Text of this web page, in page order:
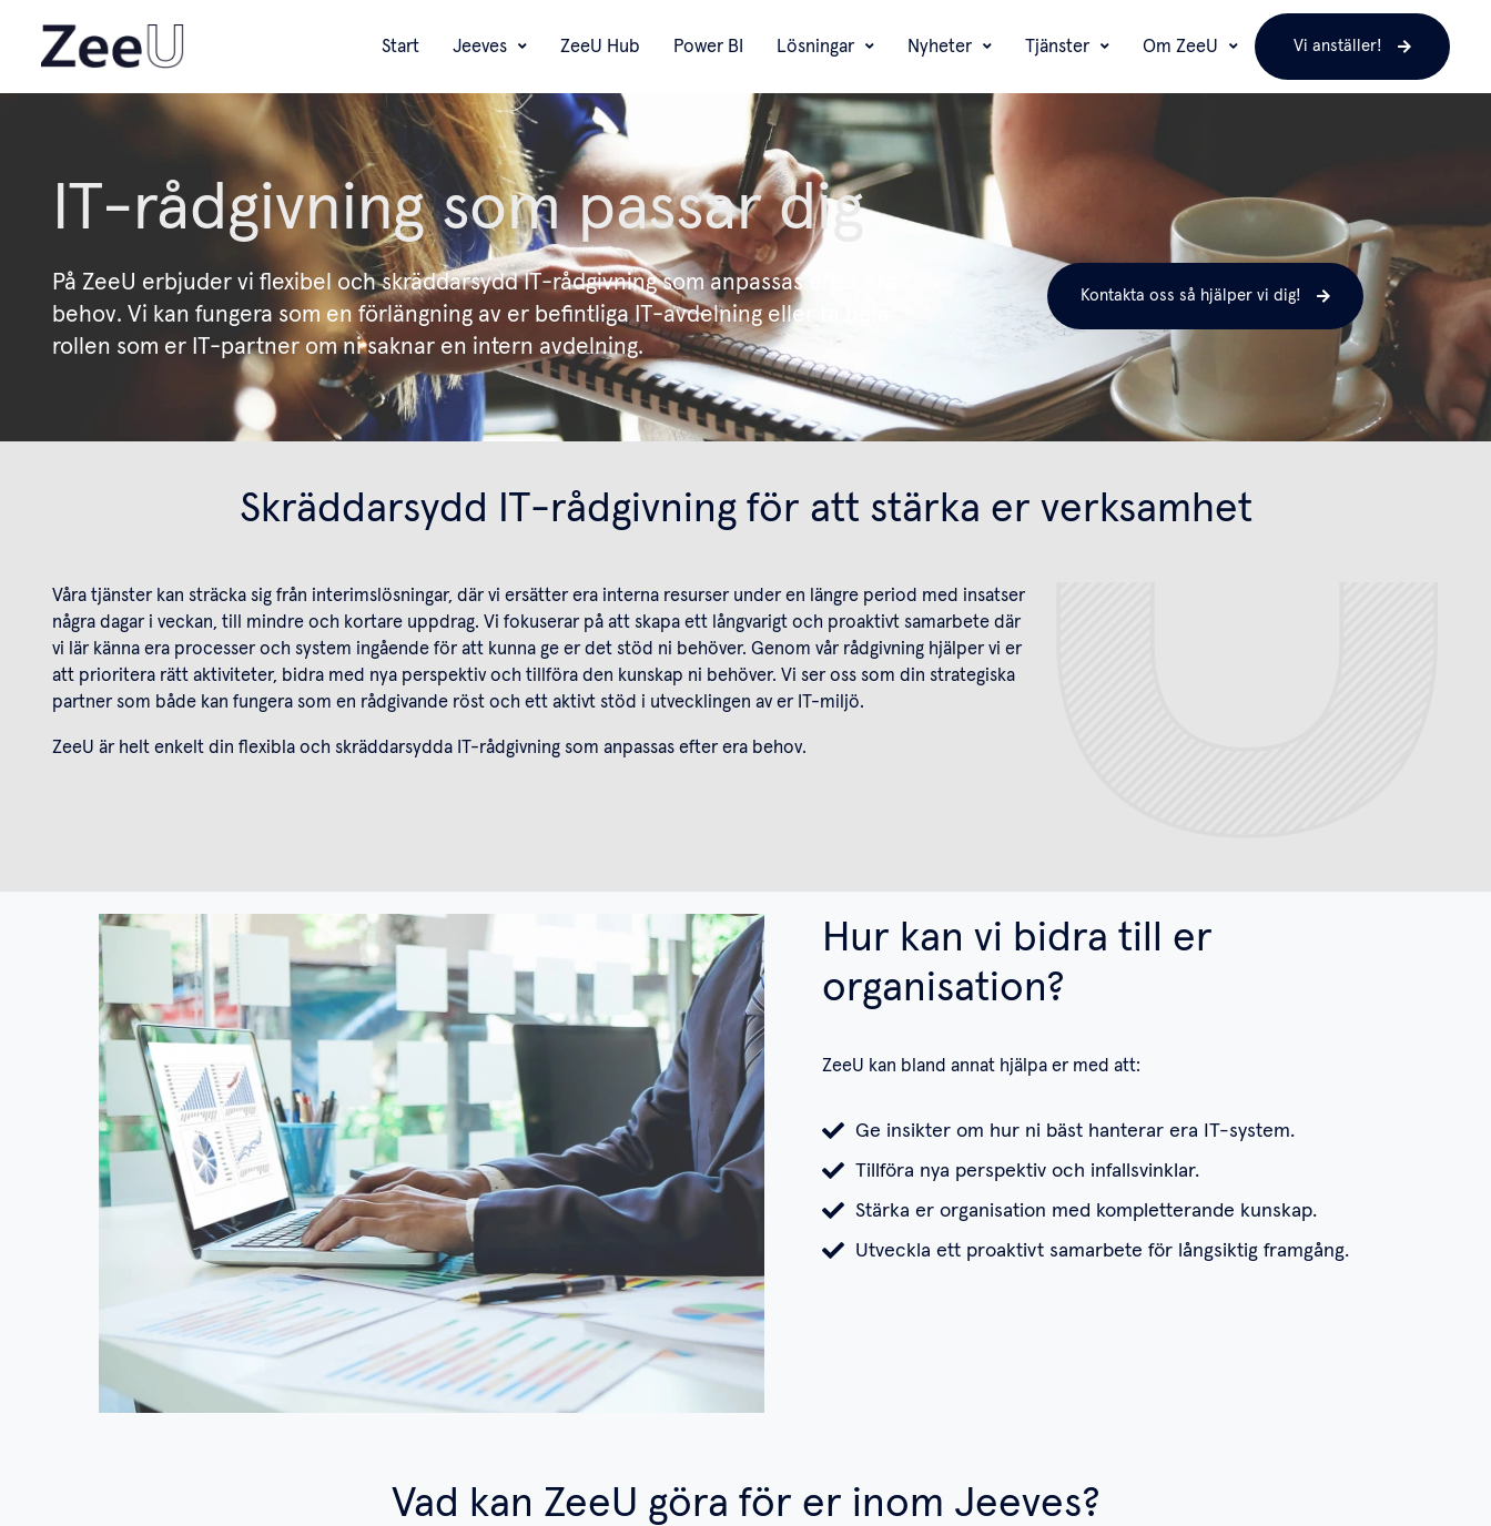
Start Jeeves ZeeU Hub Power BI Lösningar Nyheter Tjänster Om ZeeU Vi anställer!
IT-rådgivning som passar dig
På ZeeU erbjuder vi flexibel och skräddarsydd IT-rådgivning som anpassas efter era
behov. Vi kan fungera som en förlängning av er befintliga IT-avdelning eller ta hela
rollen som er IT-partner om ni saknar en intern avdelning.
Kontakta oss så hjälper vi dig!
Skräddarsydd IT-rådgivning för att stärka er verksamhet
Våra tjänster kan sträcka sig från interimslösningar, där vi ersätter era interna resurser under en längre period med insatser
några dagar i veckan, till mindre och kortare uppdrag. Vi fokuserar på att skapa ett långvarigt och proaktivt samarbete där
vi lär känna era processer och system ingående för att kunna ge er det stöd ni behöver. Genom vår rådgivning hjälper vi er
att prioritera rätt aktiviteter, bidra med nya perspektiv och tillföra den kunskap ni behöver. Vi ser oss som din strategiska
partner som både kan fungera som en rådgivande röst och ett aktivt stöd i utvecklingen av er IT-miljö.
ZeeU är helt enkelt din flexibla och skräddarsydda IT-rådgivning som anpassas efter era behov.
Hur kan vi bidra till er
organisation?
ZeeU kan bland annat hjälpa er med att:
Ge insikter om hur ni bäst hanterar era IT-system.
Tillföra nya perspektiv och infallsvinklar.
Stärka er organisation med kompletterande kunskap.
Utveckla ett proaktivt samarbete för långsiktig framgång.
Vad kan ZeeU göra för er inom Jeeves?